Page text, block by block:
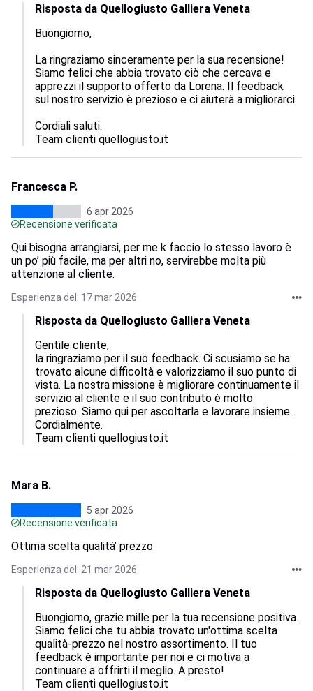
Risposta da Quellogiusto Galliera Veneta
Buongiorno,
La ringraziamo sinceramente per la sua recensione!
Siamo felici che abbia trovato ciò che cercava e
apprezzi il supporto offerto da Lorena. Il feedback
sul nostro servizio è prezioso e ci aiuterà a migliorarci.
Cordiali saluti.
Team clienti quellogiusto.it
Francesca P.
6 apr 2026
Recensione verificata
Qui bisogna arrangiarsi, per me k faccio lo stesso lavoro è
un po’ più facile, ma per altri no, servirebbe molta più
attenzione al cliente.
Esperienza del: 17 mar 2026
Risposta da Quellogiusto Galliera Veneta
Gentile cliente,
la ringraziamo per il suo feedback. Ci scusiamo se ha
trovato alcune difficoltà e valorizziamo il suo punto di
vista. La nostra missione è migliorare continuamente il
servizio al cliente e il suo contributo è molto
prezioso. Siamo qui per ascoltarla e lavorare insieme.
Cordialmente.
Team clienti quellogiusto.it
Mara B.
5 apr 2026
Recensione verificata
Ottima scelta qualità’ prezzo
Esperienza del: 21 mar 2026
Risposta da Quellogiusto Galliera Veneta
Buongiorno, grazie mille per la tua recensione positiva.
Siamo felici che tu abbia trovato un'ottima scelta
qualità-prezzo nel nostro assortimento. Il tuo
feedback è importante per noi e ci motiva a
continuare a offrirti il meglio. A presto!
Team clienti quellogiusto.it